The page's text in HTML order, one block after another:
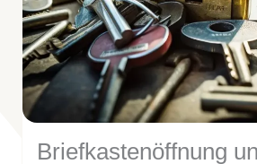
Briefkastenöffnung